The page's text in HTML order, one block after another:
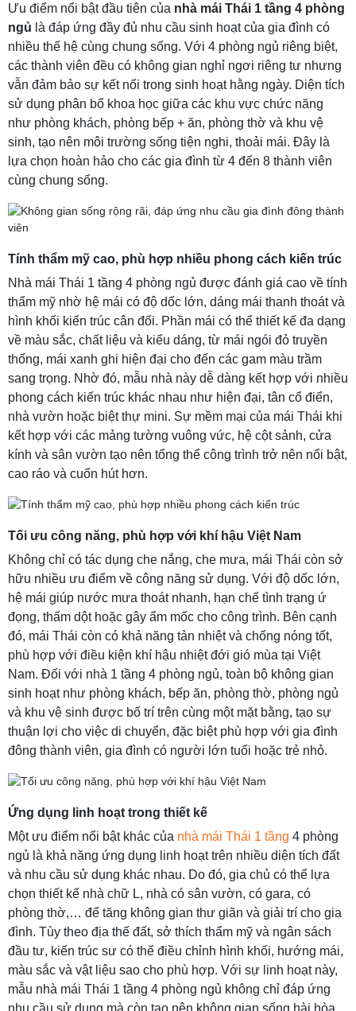
Ưu điểm nổi bật đầu tiên của nhà mái Thái 1 tầng 4 phòng
ngủ là đáp ứng đầy đủ nhu cầu sinh hoạt của gia đình có
nhiều thế hệ cùng chung sống. Với 4 phòng ngủ riêng biệt,
các thành viên đều có không gian nghỉ ngơi riêng tư nhưng
vẫn đảm bảo sự kết nối trong sinh hoạt hằng ngày. Diện tích
sử dụng phân bổ khoa học giữa các khu vực chức năng
như phòng khách, phòng bếp + ăn, phòng thờ và khu vệ
sinh, tạo nên môi trường sống tiện nghi, thoải mái. Đây là
lựa chọn hoàn hảo cho các gia đình từ 4 đến 8 thành viên
cùng chung sống.
Tính thẩm mỹ cao, phù hợp nhiều phong cách kiến trúc
Nhà mái Thái 1 tầng 4 phòng ngủ được đánh giá cao về tính
thẩm mỹ nhờ hệ mái có độ dốc lớn, dáng mái thanh thoát và
hình khối kiến trúc cân đối. Phần mái có thể thiết kế đa dạng
về màu sắc, chất liệu và kiểu dáng, từ mái ngói đỏ truyền
thống, mái xanh ghi hiện đại cho đến các gam màu trầm
sang trọng. Nhờ đó, mẫu nhà này dễ dàng kết hợp với nhiều
phong cách kiến trúc khác nhau như hiện đại, tân cổ điển,
nhà vườn hoặc biệt thự mini. Sự mềm mại của mái Thái khi
kết hợp với các mảng tường vuông vức, hệ cột sảnh, cửa
kính và sân vườn tạo nên tổng thể công trình trở nên nổi bật,
cao ráo và cuốn hút hơn.
Tối ưu công năng, phù hợp với khí hậu Việt Nam
Không chỉ có tác dụng che nắng, che mưa, mái Thái còn sở
hữu nhiều ưu điểm về công năng sử dụng. Với độ dốc lớn,
hệ mái giúp nước mưa thoát nhanh, hạn chế tình trạng ứ
đọng, thấm dột hoặc gây ẩm mốc cho công trình. Bên cạnh
đó, mái Thái còn có khả năng tản nhiệt và chống nóng tốt,
phù hợp với điều kiện khí hậu nhiệt đới gió mùa tại Việt
Nam. Đối với nhà 1 tầng 4 phòng ngủ, toàn bộ không gian
sinh hoạt như phòng khách, bếp ăn, phòng thờ, phòng ngủ
và khu vệ sinh được bố trí trên cùng một mặt bằng, tạo sự
thuận lợi cho việc di chuyển, đặc biệt phù hợp với gia đình
đông thành viên, gia đình có người lớn tuổi hoặc trẻ nhỏ.
Ứng dụng linh hoạt trong thiết kế
Một ưu điểm nổi bật khác của nhà mái Thái 1 tầng 4 phòng
ngủ là khả năng ứng dụng linh hoạt trên nhiều diện tích đất
và nhu cầu sử dụng khác nhau. Do đó, gia chủ có thể lựa
chọn thiết kế nhà chữ L, nhà có sân vườn, có gara, có
phòng thờ,… để tăng không gian thư giãn và giải trí cho gia
đình. Tùy theo địa thế đất, sở thích thẩm mỹ và ngân sách
đầu tư, kiến trúc sư có thể điều chỉnh hình khối, hướng mái,
màu sắc và vật liệu sao cho phù hợp. Với sự linh hoạt này,
mẫu nhà mái Thái 1 tầng 4 phòng ngủ không chỉ đáp ứng
nhu cầu sử dụng mà còn tạo nên không gian sống hài hòa,